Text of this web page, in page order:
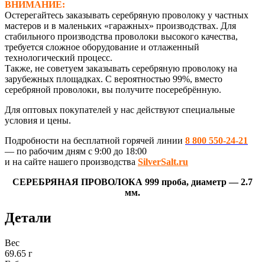
ВНИМАНИЕ:
Остерегайтесь заказывать серебряную проволоку у частных
мастеров и в маленьких «гаражных» производствах. Для
стабильного производства проволоки высокого качества,
требуется сложное оборудование и отлаженный
технологический процесс.
Также, не советуем заказывать серебряную проволоку на
зарубежных площадках. С вероятностью 99%, вместо
серебряной проволоки, вы получите посеребрённую.
Для оптовых покупателей у нас действуют специальные
условия и цены.
Подробности на бесплатной горячей линии 8 800 550-24-21
— по рабочим дням с 9:00 до 18:00
и на сайте нашего производства SilverSalt.ru
СЕРЕБРЯНАЯ ПРОВОЛОКА 999 проба, диаметр — 2.7
мм.
Детали
Вес
69.65 г